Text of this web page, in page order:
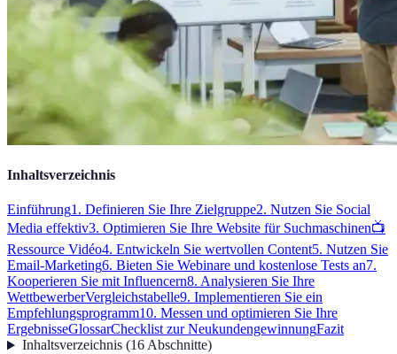
Inhaltsverzeichnis
Einführung1. Definieren Sie Ihre Zielgruppe2. Nutzen Sie Social
Media effektiv3. Optimieren Sie Ihre Website für Suchmaschinen📺
Ressource Vidéo4. Entwickeln Sie wertvollen Content5. Nutzen Sie
Email-Marketing6. Bieten Sie Webinare und kostenlose Tests an7.
Kooperieren Sie mit Influencern8. Analysieren Sie Ihre
WettbewerberVergleichstabelle9. Implementieren Sie ein
Empfehlungsprogramm10. Messen und optimieren Sie Ihre
ErgebnisseGlossarChecklist zur NeukundengewinnungFazit
Inhaltsverzeichnis(16Abschnitte)